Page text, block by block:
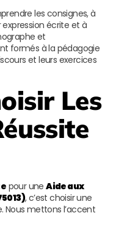
les consignes, à
écrite et à
et
formés à la pédagogie
et leurs exercices
Les
pour uneAide aux
, c’est choisir une
Nous mettons l’accent